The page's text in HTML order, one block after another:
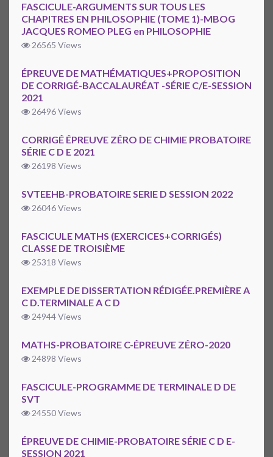
FASCICULE-ARGUMENTS SUR TOUS LES
CHAPITRES EN PHILOSOPHIE (TOME 1)-MBOG
JACQUES ROMEO PLEG en PHILOSOPHIE
26565 Views
ÉPREUVE DE MATHÉMATIQUES+PROPOSITION
DE CORRIGÉ-BACCALAURÉAT -SÉRIE C/E-SESSION
2021
26496 Views
CORRIGÉ ÉPREUVE ZÉRO DE CHIMIE PROBATOIRE
SÉRIE C D E 2021
26198 Views
SVTEEHB-PROBATOIRE SERIE D SESSION 2022
26046 Views
FASCICULE MATHS (EXERCICES+CORRIGÉS)
CLASSE DE TROISIÈME
25318 Views
EXEMPLE DE DISSERTATION RÉDIGÉE.PREMIÈRE A
C D.TERMINALE A C D
24944 Views
MATHS-PROBATOIRE C-ÉPREUVE ZÉRO-2020
24898 Views
FASCICULE-PROGRAMME DE TERMINALE D DE
SVT
24550 Views
ÉPREUVE DE CHIMIE-PROBATOIRE SÉRIE C D E-
SESSION 2021